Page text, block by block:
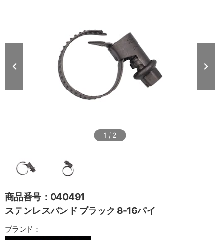
1 / 2
商品番号：040491
ステンレスバンド ブラック 8-16パイ
ブランド：